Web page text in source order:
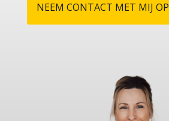
NEEM CONTACT MET MIJ OP